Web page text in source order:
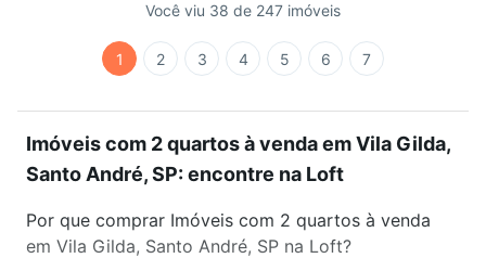
Você viu 38 de 247 imóveis
1 2 3 4 5 6 7
Imóveis com 2 quartos à venda em Vila Gilda,
Santo André, SP: encontre na Loft
Por que comprar Imóveis com 2 quartos à venda
em Vila Gilda, Santo André, SP na Loft?